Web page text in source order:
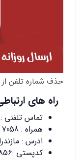
حذف شماره تلفن از
راه های
تماس تلفنی :
همراه : 7058
ادرس :
کدپستی :4771737856